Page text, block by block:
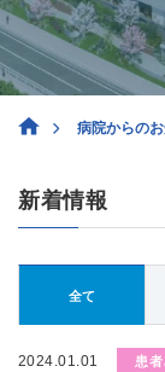
病院からの
新着情報
全て
2024.01.01 患